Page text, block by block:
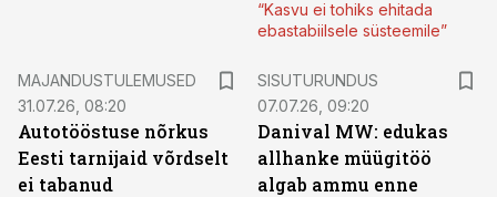
“Kasvu ei tohiks ehitada
ebastabiilsele süsteemile”
MAJANDUSTULEMUSED
31.07.26, 08:20
Autotööstuse nõrkus
Eesti tarnijaid võrdselt
ei tabanud
SISUTURUNDUS
07.07.26, 09:20
Danival MW: edukas
allhanke müügitöö
algab ammu enne